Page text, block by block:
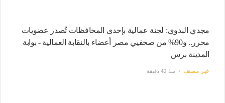
مجدي البدوي: لجنة عمالية بإحدى المحافظات تُصدر عضويات
محرر.. و90% من صحفيي مصر أعضاء بالنقابة العمالية - بوابة
المدينة برس
غير مصنف منذ 42 دقيقة